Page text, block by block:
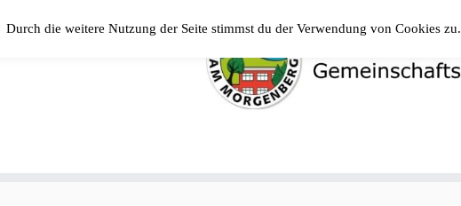
Durch die weitere Nutzung der Seite stimmst du der Verwendung von Cookies zu.